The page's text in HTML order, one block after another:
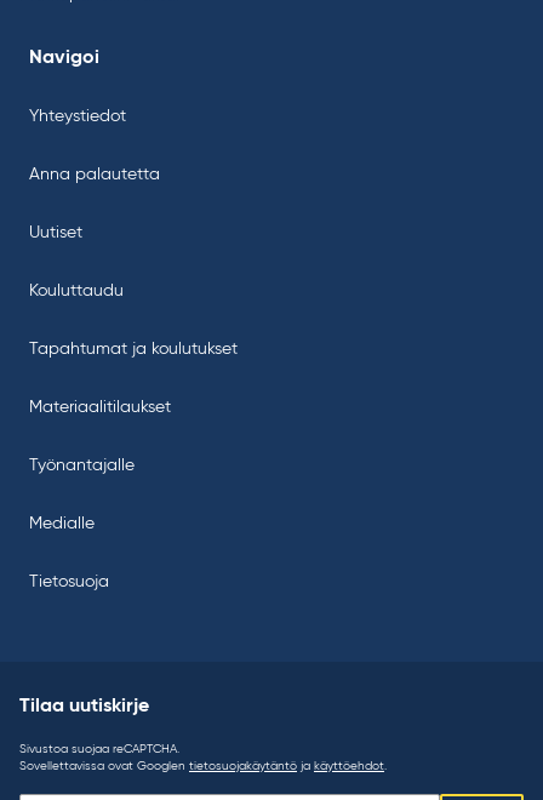
Navigoi
Yhteystiedot
Anna palautetta
Uutiset
Kouluttaudu
Tapahtumat ja koulutukset
Materiaalitilaukset
Työnantajalle
Medialle
Tietosuoja
Tilaa uutiskirje
Sivustoa suojaa reCAPTCHA.
Sovellettavissa ovat Googlen tietosuojakäytäntö ja käyttöehdot